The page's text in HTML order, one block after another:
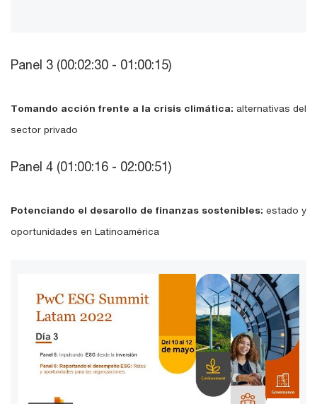
Panel 3 (00:02:30 - 01:00:15)
Tomando acción frente a la crisis climática: alternativas del
sector privado
Panel 4 (01:00:16 - 02:00:51)
Potenciando el desarollo de finanzas sostenibles: estado y
oportunidades en Latinoamérica